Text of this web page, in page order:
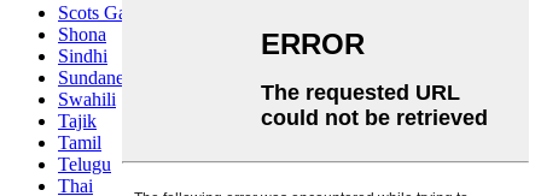
Scots Gaelic
Shona
Sindhi
Sundanese
Swahili
Tajik
Tamil
Telugu
Thai